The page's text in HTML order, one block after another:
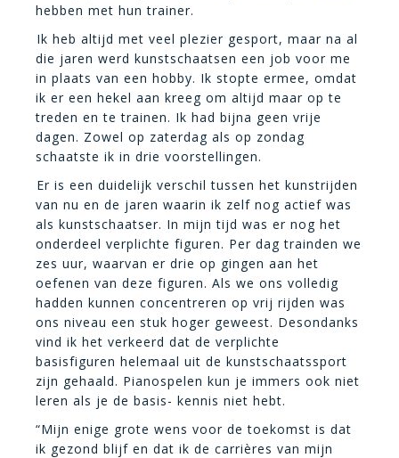
hebben met hun trainer.
Ik heb altijd met veel plezier gesport, maar na al
die jaren werd kunstschaatsen een job voor me
in plaats van een hobby. Ik stopte ermee, omdat
ik er een hekel aan kreeg om altijd maar op te
treden en te trainen. Ik had bijna geen vrije
dagen. Zowel op zaterdag als op zondag
schaatste ik in drie voorstellingen.
Er is een duidelijk verschil tussen het kunstrijden
van nu en de jaren waarin ik zelf nog actief was
als kunstschaatser. In mijn tijd was er nog het
onderdeel verplichte figuren. Per dag trainden we
zes uur, waarvan er drie op gingen aan het
oefenen van deze figuren. Als we ons volledig
hadden kunnen concentreren op vrij rijden was
ons niveau een stuk hoger geweest. Desondanks
vind ik het verkeerd dat de verplichte
basisfiguren helemaal uit de kunstschaatssport
zijn gehaald. Pianospelen kun je immers ook niet
leren als je de basis- kennis niet hebt.
“Mijn enige grote wens voor de toekomst is dat
ik gezond blijf en dat ik de carrières van mijn